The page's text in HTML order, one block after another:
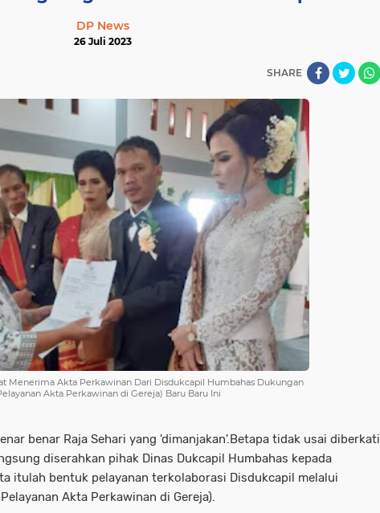
DP News
26 Juli 2023
SHARE
Menerima Akta Perkawinan Dari Disdukcapil Humbahas Dukungan
Akta Perkawinan di Gereja) Baru Baru Ini
benar Raja Sehari yang 'dimanjakan'.Betapa tidak usai diberkati
diserahkan pihak Dinas Dukcapil Humbahas kepada
itulah bentuk pelayanan terkolaborasi Disdukcapil melalui
Akta Perkawinan di Gereja).